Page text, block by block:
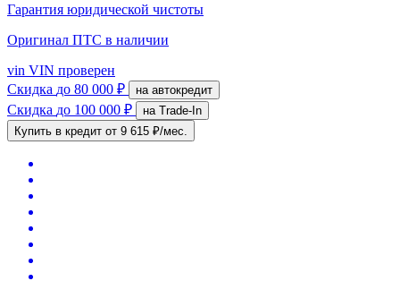
Гарантия юридической чистоты
Оригинал ПТС в наличии
vin VIN проверен
Скидка до 80 000 ₽ на автокредит
Скидка до 100 000 ₽
на Trade-In
Купить в кредит от 9 615 ₽/мес.